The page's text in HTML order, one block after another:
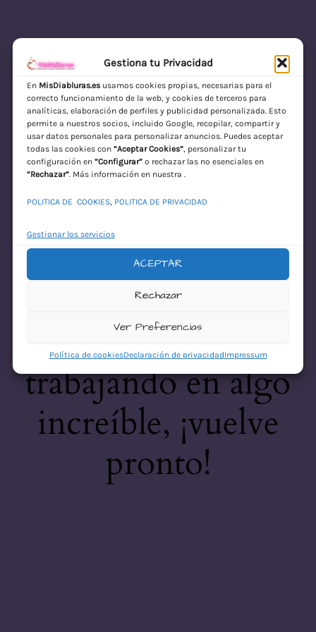
Gestiona tu Privacidad
En MisDiabluras.esusamos cookies propias, necesarias para el
correcto funcionamiento de la web, y cookies de terceros para
analíticas, elaboración de perfiles y publicidad personalizada. Esto
permite a nuestros socios, incluido Google, recopilar, compartir y
usar datos personales para personalizar anuncios. Puedes aceptar
todas las cookies con “Aceptar Cookies”, personalizar tu
configuración en “Configurar”o rechazar las no esenciales en
“Rechazar”. Más información en nuestra .
POLITICA DE COOKIES, POLITICA DE PRIVACIDAD
Gestionar los servicios
ACEPTAR
Rechazar
Ver Preferencias
Política de cookiesDeclaración de privacidadImpressum
MisDiabluras | Sexshop Online con Envío
Discreto en España
Acceder
¡Disculpa este
desastre! Estamos
trabajando en algo
increíble, ¡vuelve
pronto!